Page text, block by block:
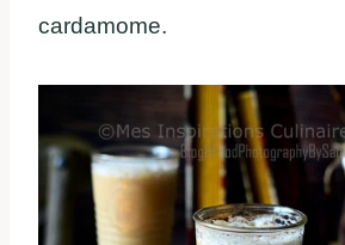
cardamome.